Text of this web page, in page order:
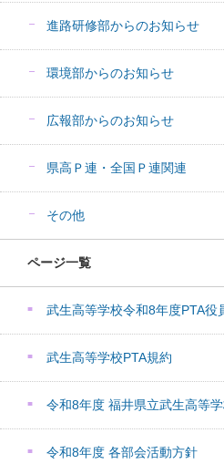
進路研修部からのお知らせ
環境部からのお知らせ
広報部からのお知らせ
県高Ｐ連・全国Ｐ連関連
その他
ページ一覧
武生高等学校令和8年度PTA役
武生高等学校PTA規約
令和8年度 福井県立武生高等
令和8年度 各部会活動方針